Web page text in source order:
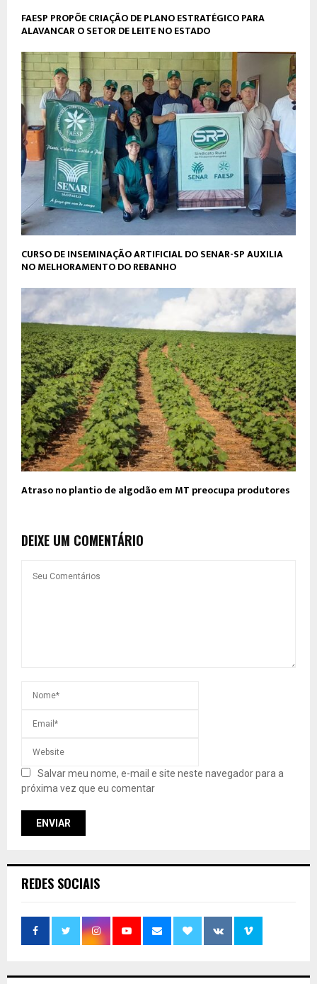
FAESP PROPÕE CRIAÇÃO DE PLANO ESTRATÉGICO PARA
ALAVANCAR O SETOR DE LEITE NO ESTADO
CURSO DE INSEMINAÇÃO ARTIFICIAL DO SENAR-SP AUXILIA
NO MELHORAMENTO DO REBANHO
Atraso no plantio de algodão em MT preocupa produtores
DEIXE UM COMENTÁRIO
Salvar meu nome, e-mail e site neste navegador para a
próxima vez que eu comentar
REDES SOCIAIS